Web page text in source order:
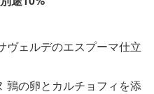
ヴェルデのエスプーマ仕立
鶉の卵とカルチョフィを添